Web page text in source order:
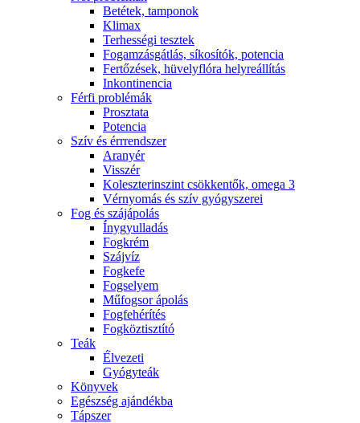
Betétek, tamponok
Klimax
Terhességi tesztek
Fogamzásgátlás, síkosítók, potencia
Fertőzések, hüvelyflóra helyreállítás
Inkontinencia
Férfi problémák
Prosztata
Potencia
Szív és érrrendszer
Aranyér
Visszér
Koleszterinszint csökkentők, omega 3
Vérnyomás és szív gyógyszerei
Fog és szájápolás
Í́nygyulladás
Fogkrém
Szájvíz
Fogkefe
Fogselyem
Műfogsor ápolás
Fogfehérítés
Fogköztisztító
Teák
É́lvezeti
Gyógyteák
Könyvek
Egészség ajándékba
Tápszer